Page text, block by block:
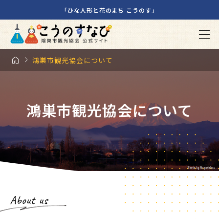
「ひな人形と花のまち こうのす」
  鴻巣市観光協会について
鴻巣市観光協会について
About us